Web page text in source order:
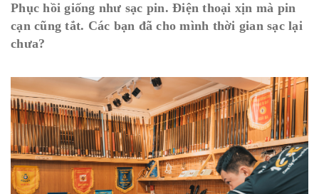
Phục hồi giống như sạc pin. Điện thoại xịn mà pin
cạn cũng tắt. Các bạn đã cho mình thời gian sạc lại
chưa?